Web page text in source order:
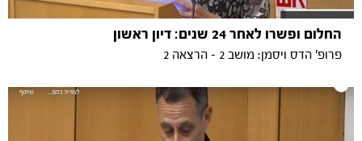
החלום ופשרו לאחר 24 שנים: דיון ראשון
פרופ' הדס ויסמן: מושב 2 - הרצאה 2